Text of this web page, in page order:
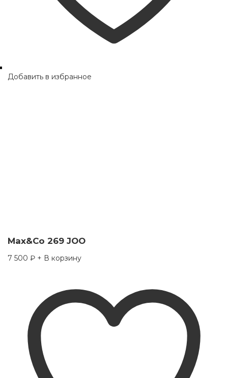
Добавить в избранное
Max&Co 269 JOO
7 500 ₽ + В корзину